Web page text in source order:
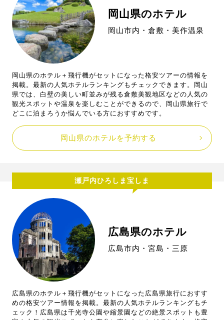
岡山県のホテル
岡山市内・倉敷・美作温泉
岡山県のホテル＋飛行機がセットになった格安ツアーの情報を
掲載。最新の人気ホテルランキングもチェックできます。岡山
県では、白壁の美しい町並みが残る倉敷美観地区などの人気の
観光スポットや温泉を楽しむことができるので、岡山県旅行で
どこに泊まろうか悩んでいる方におすすめです。
岡山県のホテルを予約する
瀬戸内ひろしま宝しま
広島県のホテル
広島市内・宮島・三原
広島県のホテル＋飛行機がセットになった広島県旅行におすす
めの格安ツアー情報を掲載。最新の人気ホテルランキングもチ
ェック！広島県は千光寺公園や縮景園などの絶景スポットも豊